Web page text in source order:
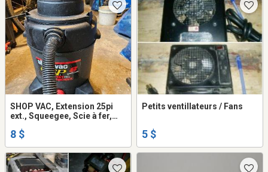
SHOP VAC, Extension 25pi
ext., Squeegee, Scie à fer,
8 $
Petits ventillateurs / Fans
5 $